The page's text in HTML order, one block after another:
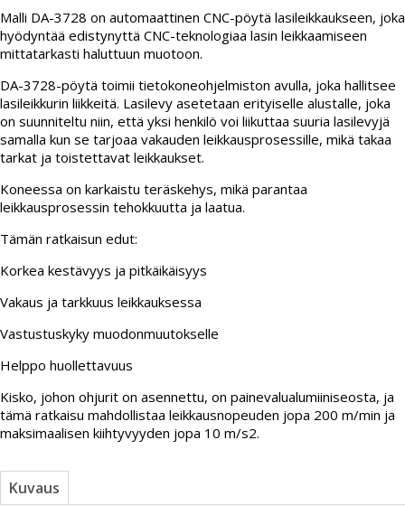
Malli DA-3728 on automaattinen CNC-pöytä lasileikkaukseen, joka
hyödyntää edistynyttä CNC-teknologiaa lasin leikkaamiseen
mittatarkasti haluttuun muotoon.
DA-3728-pöytä toimii tietokoneohjelmiston avulla, joka hallitsee
lasileikkurin liikkeitä. Lasilevy asetetaan erityiselle alustalle, joka
on suunniteltu niin, että yksi henkilö voi liikuttaa suuria lasilevyjä
samalla kun se tarjoaa vakauden leikkausprosessille, mikä takaa
tarkat ja toistettavat leikkaukset.
Koneessa on karkaistu teräskehys, mikä parantaa
leikkausprosessin tehokkuutta ja laatua.
Tämän ratkaisun edut:
Korkea kestävyys ja pitkäikäisyys
Vakaus ja tarkkuus leikkauksessa
Vastustuskyky muodonmuutokselle
Helppo huollettavuus
Kisko, johon ohjurit on asennettu, on painevalualumiiniseosta, ja
tämä ratkaisu mahdollistaa leikkausnopeuden jopa 200 m/min ja
maksimaalisen kiihtyvyyden jopa 10 m/s2.
Kuvaus